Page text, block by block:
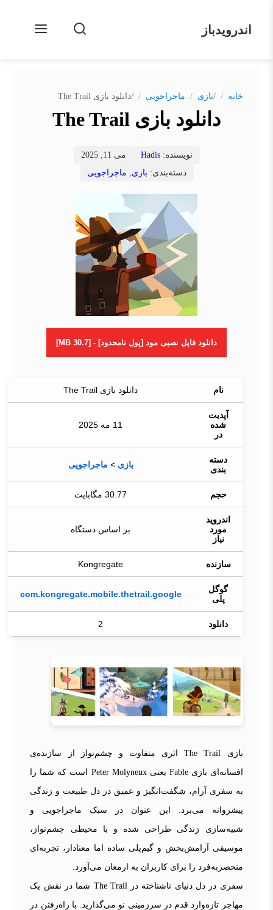
اندرویدباز
خانه /بازی ماجراجویی /دانلود بازی The Trail
دانلود بازی The Trail
نویسنده:Hadis
می 11, 2025
دسته‌بندی: بازی, ماجراجویی
دانلود فایل نصبی مود [پول نامحدود] - [30.7 MB]
نام دانلود بازی The Trail
آپدیت
شده
در
11 مه 2025
دسته
بندی
بازی > ماجراجویی
حجم 30.77 مگابایت
اندروید
مورد
نیاز
بر اساس دستگاه
سازنده Kongregate
گوگل
پلی
com.kongregate.mobile.thetrail.google
دانلود 2
بازی The Trail اثری متفاوت و چشم‌نواز از سازنده‌ی
افسانه‌ای بازی Fable یعنی Peter Molyneux است که شما را
به سفری آرام، شگفت‌انگیز و عمیق در دل طبیعت و زندگی
پیشروانه می‌برد. این عنوان در سبک ماجراجویی و
شبیه‌سازی زندگی طراحی شده و با محیطی چشم‌نواز،
موسیقی آرامش‌بخش و گیم‌پلی ساده اما معنادار، تجربه‌ای
منحصربه‌فرد را برای کاربران به ارمغان می‌آورد.
سفری در دل دنیای ناشناخته در The Trail شما در نقش یک
مهاجر تازه‌وارد قدم در سرزمینی نو می‌گذارید. با راه‌رفتن در